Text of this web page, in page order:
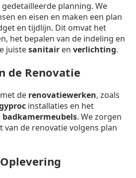
planning. We
en eisen en maken een plan
en tijdlijn. Dit omvat het
het bepalen van de indeling en
juistesanitair en verlichting.
de Renovatie
de renovatiewerken, zoals
installaties en het
badkamermeubels. We zorgen
van de renovatie volgens plan